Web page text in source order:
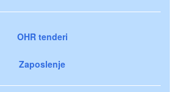
OHR tenderi
Zaposlenje